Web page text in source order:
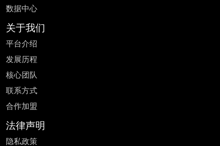
数据中心
关于我们
平台介绍
发展历程
核心团队
联系方式
合作加盟
法律声明
隐私政策